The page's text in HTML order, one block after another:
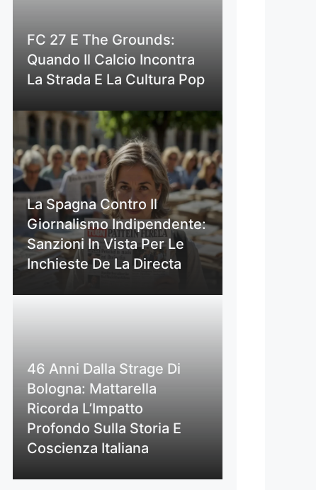
FC 27 E The Grounds:
Quando Il Calcio Incontra
La Strada E La Cultura Pop
La Spagna Contro Il
Giornalismo Indipendente:
Sanzioni In Vista Per Le
Inchieste De La Directa
46 Anni Dalla Strage Di
Bologna: Mattarella
Ricorda L’Impatto
Profondo Sulla Storia E
Coscienza Italiana